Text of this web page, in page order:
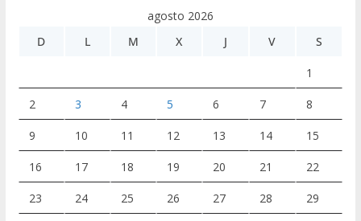
agosto 2026
D
L M X J V S
1
2 3 4 5 6 7 8
9 10 11 12 13 14 15
16 17 18 19 20 21 22
23 24 25 26 27 28 29